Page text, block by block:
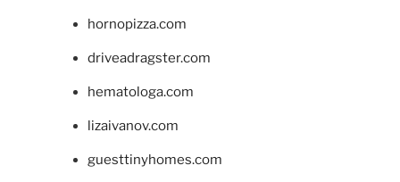
hornopizza.com
driveadragster.com
hematologa.com
lizaivanov.com
guesttinyhomes.com